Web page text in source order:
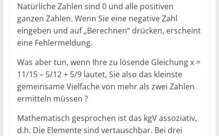
Natürliche Zahlen sind 0 und alle positiven
ganzen Zahlen. Wenn Sie eine negative Zahl
eingeben und auf „Berechnen“ drücken, erscheint
eine Fehlermeldung.
Was aber tun, wenn Ihre zu lösende Gleichung x =
11/15 – 5/12 + 5/9 lautet, Sie also das kleinste
gemeinsame Vielfache von mehr als zwei Zahlen
ermitteln müssen ?
Mathematisch gesprochen ist das kgV assoziativ,
d.h. Die Elemente sind vertauschbar. Bei drei